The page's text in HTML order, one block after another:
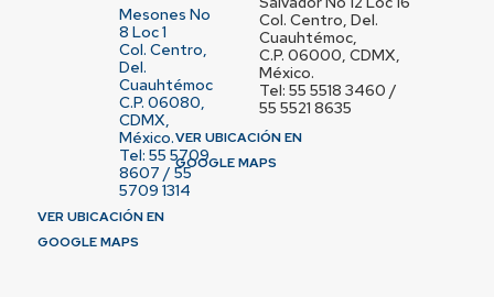
Mesones No
8 Loc 1
Col. Centro,
Del.
Cuauhtémoc
C.P. 06080,
CDMX,
México.
Tel: 55 5709
8607 / 55
5709 1314
VER UBICACIÓN EN
GOOGLE MAPS
Col. Centro, Del.
Cuauhtémoc,
C.P. 06000, CDMX,
México.
Tel: 55 5518 3460 /
55 5521 8635
VER UBICACIÓN EN
GOOGLE MAPS